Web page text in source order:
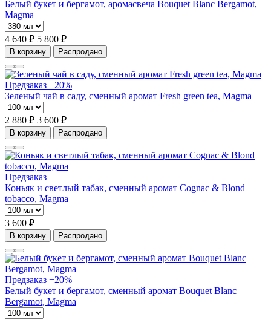
Белый букет и бергамот, аромасвеча Bouquet Blanc Bergamot,
Magma
4 640 ₽ 5 800 ₽
В корзину Распродано
Предзаказ −20%
Зеленый чай в саду, сменный аромат Fresh green tea, Magma
2 880 ₽ 3 600 ₽
В корзину Распродано
Предзаказ
Коньяк и светлый табак, сменный аромат Cognac & Blond
tobacco, Magma
3 600 ₽
В корзину Распродано
Предзаказ −20%
Белый букет и бергамот, сменный аромат Bouquet Blanc
Bergamot, Magma